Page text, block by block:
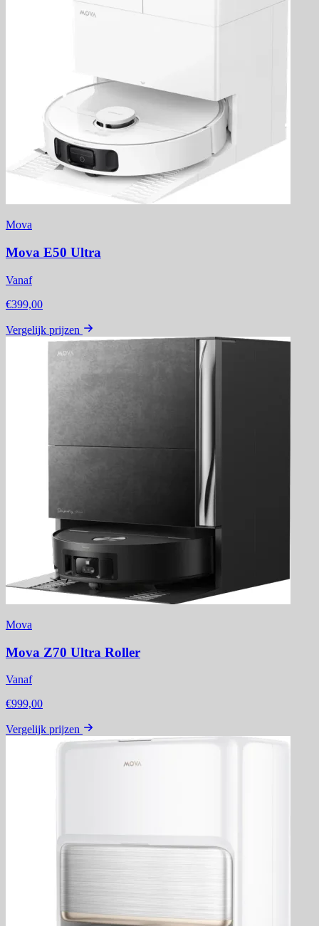
Mova
Mova E50 Ultra
Vanaf
€399,00
Vergelijk prijzen
Mova
Mova Z70 Ultra Roller
Vanaf
€999,00
Vergelijk prijzen